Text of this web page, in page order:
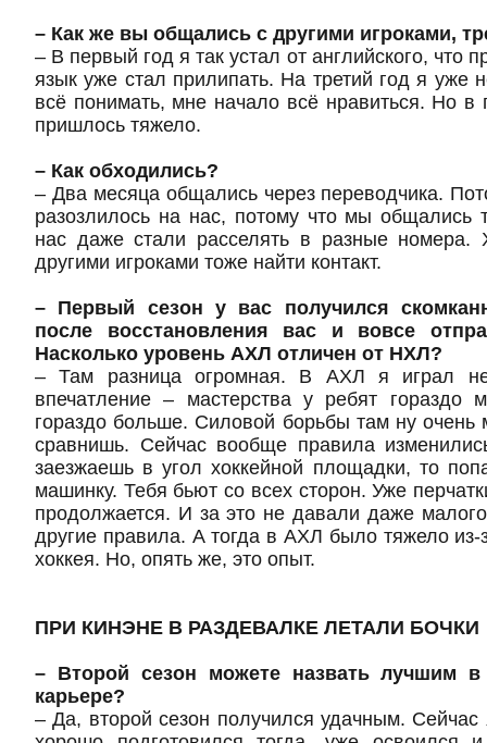
– Как же вы общались с другими игроками,
– В первый год я так устал от английского, что
язык уже стал прилипать. На третий год я уже
всё понимать, мне начало всё нравиться. Но в
пришлось тяжело.
– Как обходились?
– Два месяца общались через переводчика.
разозлилось на нас, потому что мы общались
нас даже стали расселять в разные номера.
другими игроками тоже найти контакт.
– Первый сезон у вас получился
после восстановления вас и вовсе
Насколько уровень АХЛ отличен от НХЛ?
– Там разница огромная. В АХЛ я играл
впечатление – мастерства у ребят
гораздо больше. Силовой борьбы там ну
сравнишь. Сейчас вообще правила
заезжаешь в угол хоккейной площадки, то
машинку. Тебя бьют со всех сторон. Уже
продолжается. И за это не давали даже
другие правила. А тогда в АХЛ было тяжело из-
хоккея. Но, опять же, это опыт.
ПРИ КИНЭНЕ В РАЗДЕВАЛКЕ ЛЕТАЛИ БОЧКИ
– Второй сезон можете назвать лучшим в
карьере?
– Да, второй сезон получился удачным.